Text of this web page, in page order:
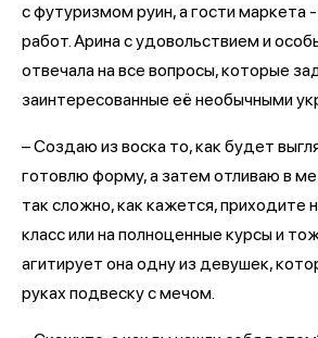
с футуризмом руин, а гости маркета
работ. Арина с удовольствием и
отвечала на все вопросы, которые
заинтересованные её необычными
– Создаю из воска то, как будет
готовлю форму, а затем отливаю в
так сложно, как кажется, приходите
класс или на полноценные курсы и
агитирует она одну из девушек,
руках подвеску с мечом.